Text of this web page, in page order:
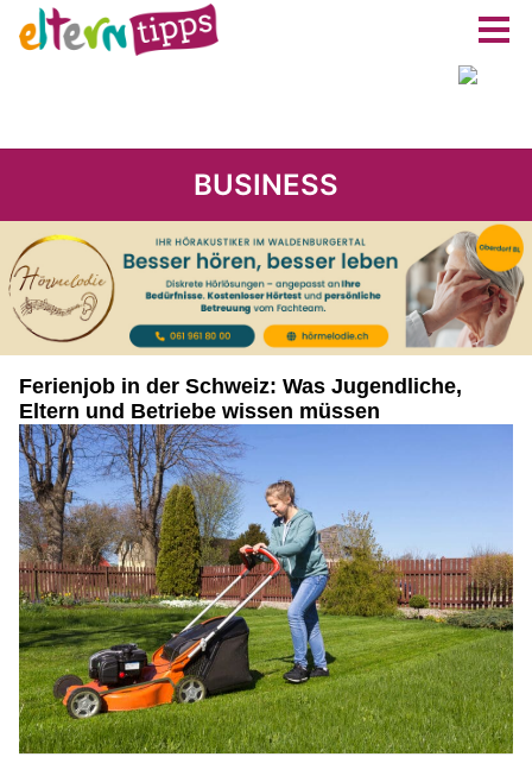
BUSINESS
Ferienjob in der Schweiz: Was Jugendliche,
Eltern und Betriebe wissen müssen